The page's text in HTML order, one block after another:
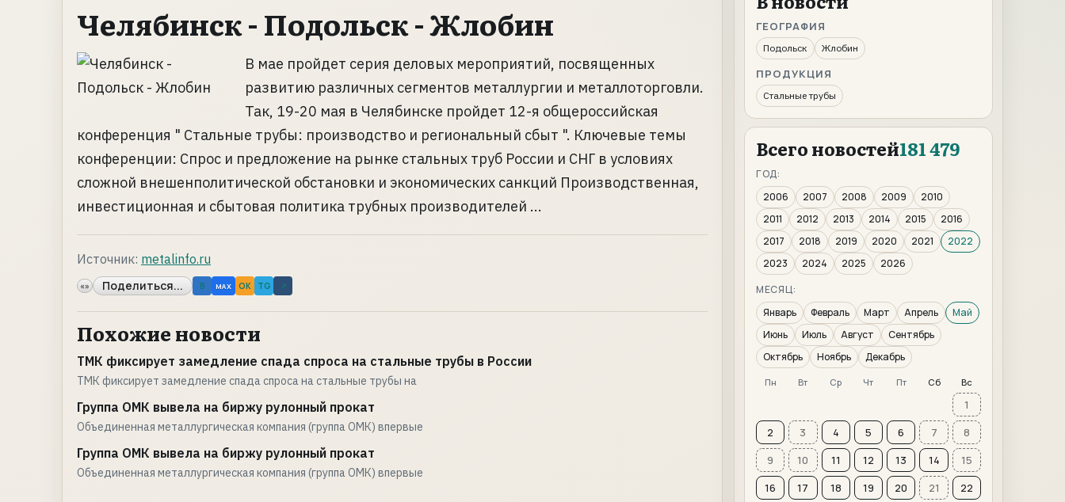
Челябинск - Подольск - Жлобин
В мае пройдет серия деловых мероприятий, посвященных
развитию различных сегментов металлургии и металлоторговли.
Так, 19-20 мая в Челябинске пройдет 12-я общероссийская
конференция " Стальные трубы: производство и региональный сбыт ". Ключевые темы
конференции: Спрос и предложение на рынке стальных труб России и СНГ в условиях
сложной внешенполитической обстановки и экономических санкций Производственная,
инвестиционная и сбытовая политика трубных производителей ...
Источник: metalinfo.ru
«» Поделиться... B MAX OK TG ↗
Похожие новости
ТМК фиксирует замедление спада спроса на стальные трубы в России
ТМК фиксирует замедление спада спроса на стальные трубы на
Группа ОМК вывела на биржу рулонный прокат
Объединенная металлургическая компания (группа ОМК) впервые
Группа ОМК вывела на биржу рулонный прокат
Объединенная металлургическая компания (группа ОМК) впервые
ГЕОГРАФИЯ
Подольск Жлобин
ПРОДУКЦИЯ
Стальные трубы
Всего новостей181 479
ГОД:
2006
2007 2008 2009
2010
2011
2012 2013 2014 2015
2016
2017
2018 2019 2020 2021
2022
2023
2024 2025
2026
МЕСЯЦ:
Январь
Февраль Март Апрель
Май
Июнь
Июль Август
Сентябрь
Октябрь
Ноябрь Декабрь
Пн Вт Ср Чт Пт Сб Вс
1
2
3 4 5 6 7
8
9
10 11 12 13 14
15
16
17 18 19 20 21
22